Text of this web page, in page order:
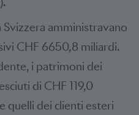
Svizzera amministravano
CHF 6650,8 miliardi.
i patrimoni dei
di CHF 119,0
quelli dei clienti esteri